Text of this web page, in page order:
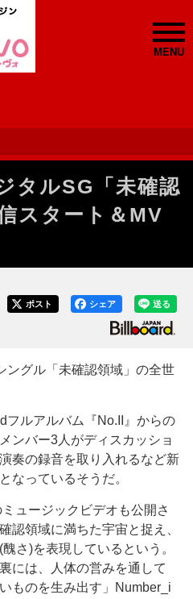
MENU
タルSG「未確認
スタート＆MV
送る
シェア
ポスト
グル「未確認領域」の全世
ルアルバム『No.II』からの
ンバー3人がディスカッショ
奏の録音を取り入れるなど新
なっているそうだ。
ュージックビデオも公開さ
認領域に満ちた宇宙と捉え、
さ)を表現しているという。
には、人体の営みを通して
ものを生み出す」Number_i